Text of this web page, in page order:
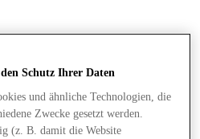
Schutz Ihrer Daten
und ähnliche Technologien, die
Zwecke gesetzt werden.
(z. B. damit die Website